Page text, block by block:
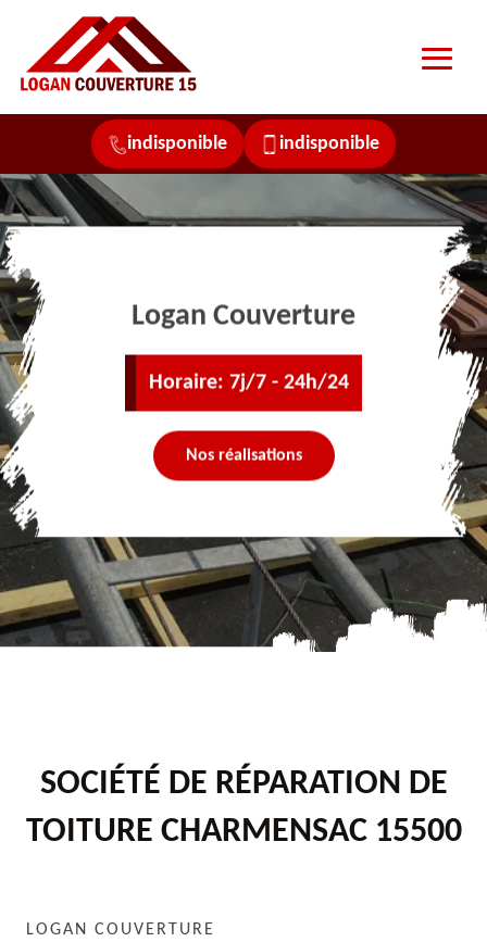
indisponible indisponible
Logan Couverture
Horaire: 7j/7 - 24h/24
Nos réalisations
SOCIÉTÉ DE RÉPARATION DE
TOITURE CHARMENSAC 15500
LOGAN COUVERTURE